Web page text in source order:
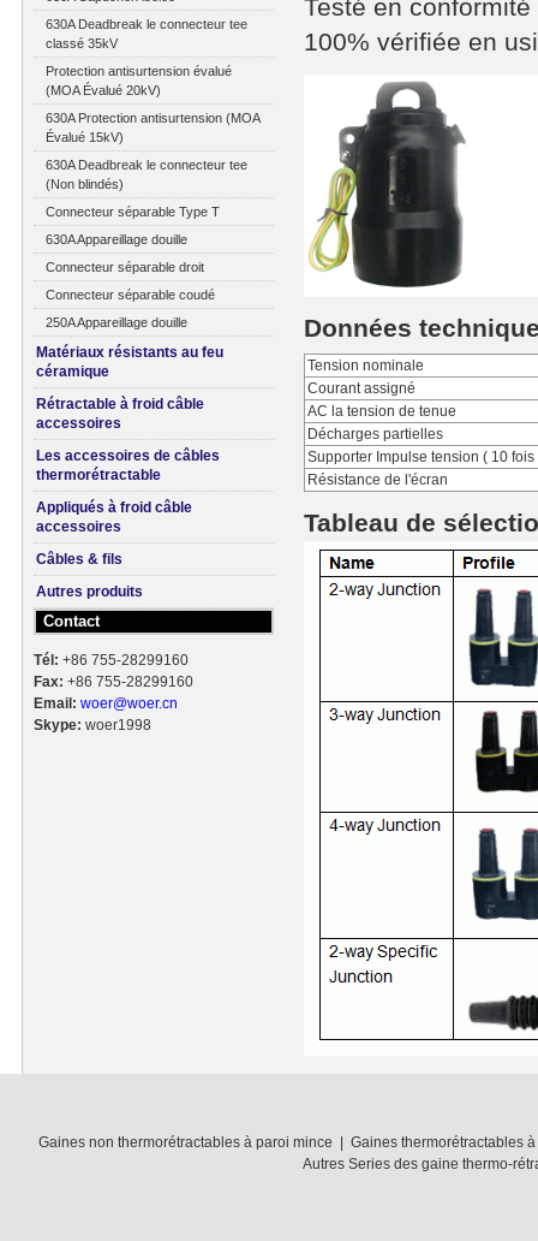
630A Deadbreak le connecteur tee
classé 35kV
Protection antisurtension évalué
(MOA Évalué 20kV)
630A Protection antisurtension (MOA
Évalué 15kV)
630A Deadbreak le connecteur tee
(Non blindés)
Connecteur séparable Type T
630A Appareillage douille
Connecteur séparable droit
Connecteur séparable coudé
250A Appareillage douille
Matériaux résistants au feu
céramique
Rétractable à froid câble
accessoires
Les accessoires de câbles
thermorétractable
Appliqués à froid câble
accessoires
Câbles & fils
Autres produits
Contact
Tél: +86 755-28299160
Fax: +86 755-28299160
Email: woer@woer.cn
Skype: woer1998
Testé en
100% vérifiée en
Données
Tension nominale
Courant assigné
AC la tension de tenue
Décharges partielles
Supporter Impulse tension ( 10
Résistance de l'écran
Tableau de
Gaines non thermorétractables à paroi mince
Gaines thermorétractables
Autres Series des gaine thermo-